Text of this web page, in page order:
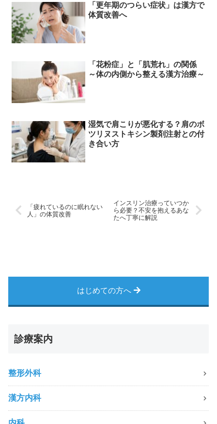
「更年期のつらい症状」は漢方で
体質改善へ
「花粉症」と「肌荒れ」の関係
～体の内側から整える漢方治療～
湿気で肩こりが悪化する？肩のボ
ツリヌストキシン製剤注射との付
き合い方
「疲れているのに眠れない
人」の体質改善
インスリン治療っていつか
ら必要？不安を抱えるあな
たへ丁寧に解説
はじめての方へ
診療案内
整形外科
漢方内科